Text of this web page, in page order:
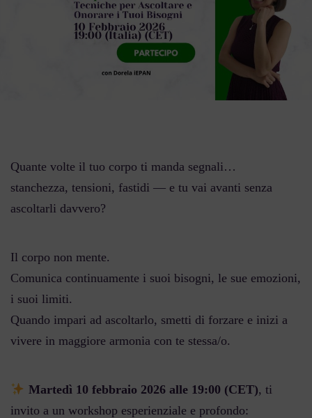
Quante volte il tuo corpo ti manda segnali…
stanchezza, tensioni, fastidi — e tu vai avanti senza
ascoltarli davvero?
Il corpo non mente.
Comunica continuamente i suoi bisogni, le sue emozioni,
i suoi limiti.
Quando impari ad ascoltarlo, smetti di forzare e inizi a
vivere in maggiore armonia con te stessa/o.
Martedì 10 febbraio 2026 alle 19:00 (CET), ti
invito a un workshop esperienziale e profondo: